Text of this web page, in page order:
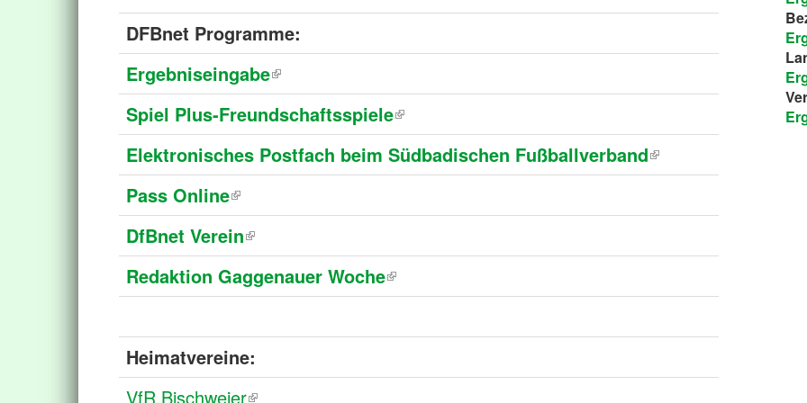
DFBnet Programme:
Ergebniseingabe
Spiel Plus-Freundschaftsspiele
Elektronisches Postfach beim Südbadischen Fußballverband
Pass Online
DfBnet Verein
Redaktion Gaggenauer Woche
Heimatvereine:
VfR Bischweier